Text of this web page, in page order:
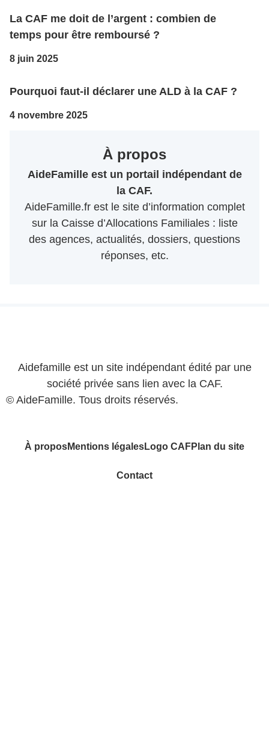
La CAF me doit de l’argent : combien de
temps pour être remboursé ?
8 juin 2025
Pourquoi faut-il déclarer une ALD à la CAF ?
4 novembre 2025
À propos
AideFamille est un portail indépendant de
la CAF.
AideFamille.fr est le site d’information complet
sur la Caisse d’Allocations Familiales : liste
des agences, actualités, dossiers, questions
réponses, etc.
Aidefamille est un site indépendant édité par une
société privée sans lien avec la CAF.
© AideFamille. Tous droits réservés.
À proposMentions légalesLogo CAFPlan du site
Contact